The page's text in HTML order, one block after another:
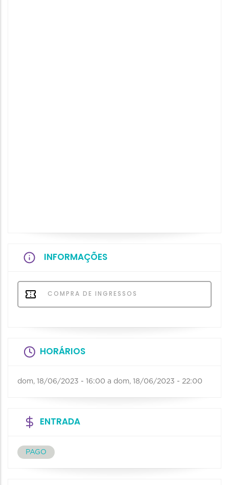
INFORMAÇÕES
COMPRA DE INGRESSOS
HORÁRIOS
dom, 18/06/2023 - 16:00 a dom, 18/06/2023 - 22:00
ENTRADA
PAGO